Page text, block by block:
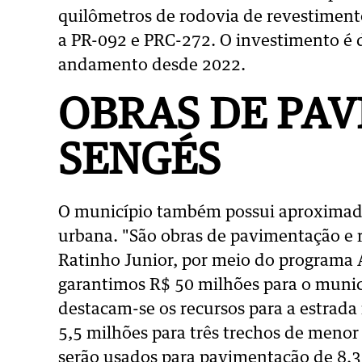
quilômetros de rodovia de
a PR-092 e PRC-272. O investimento
andamento desde 2022.
OBRAS DE
SENGÉS
O município também possui
urbana. "São obras de pavimentação
Ratinho Junior, por meio do programa
garantimos R$ 50 milhões para o
destacam-se os recursos para a
5,5 milhões para três trechos de
serão usados para pavimentação de